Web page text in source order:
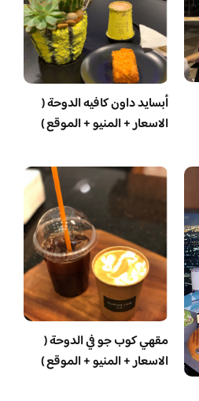
أبسايد داون كافيه الدوحة (
الاسعار + المنيو + الموقع )
مقهي كوب جو في الدوحة (
الاسعار + المنيو + الموقع )